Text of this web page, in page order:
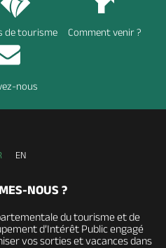
de tourisme Comment venir ?
nous
EN
NOUS ?
du tourisme et de
d’Intérêt Public engagé
vos sorties et vacances dans